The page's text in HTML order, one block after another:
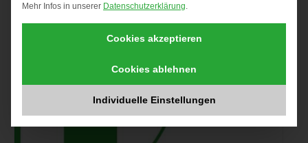
Mehr Infos in unserer Datenschutzerklärung
Cookies akzeptieren
Cookies ablehnen
Individuelle Einstellungen